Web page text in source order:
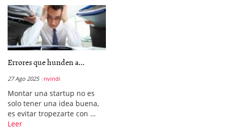
Errores que hunden a...
27 Ago 2025 nvindi
Montar una startup no es
solo tener una idea buena,
es evitar tropezarte con …
Leer